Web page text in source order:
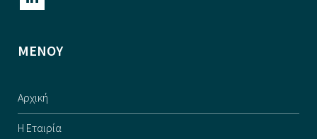
ΜΕΝΟΥ
Αρχική
Η Εταιρία